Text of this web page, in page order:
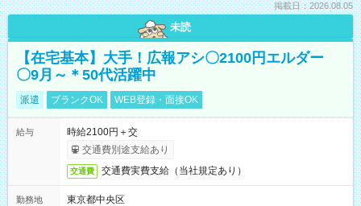
掲載日：2026.08.05
未読
【在宅基本】大手！広報アシ〇2100円エルダー
〇9月～＊50代活躍中
派遣 ブランクOK WEB登録・面接OK
給与
時給2100円＋交
交通費別途支給あり
交通費 交通費実費支給（当社規定あり）
勤務地
東京都中央区